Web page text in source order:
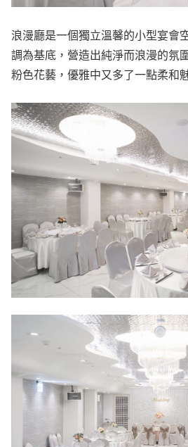
浪漫廳是一個獨立溫馨的小型宴會
調為基底，營造出純淨而浪漫的氛
粉色花藝，優雅中又多了一點柔和